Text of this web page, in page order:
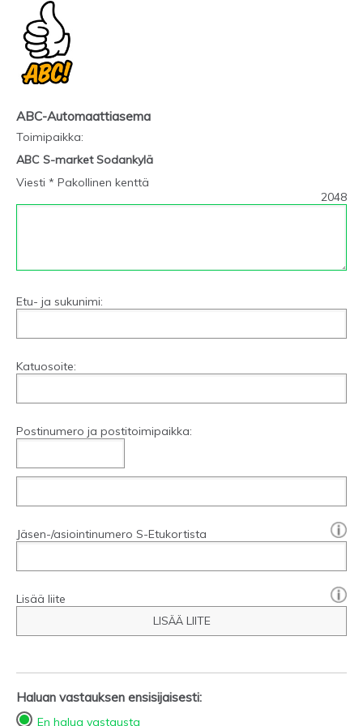
ABC-Automaattiasema
Toimipaikka:
ABC S-market Sodankylä
Viesti * Pakollinen kenttä
2048
Etu- ja sukunimi:
Katuosoite:
Postinumero ja postitoimipaikka:
Jäsen-/asiointinumero S-Etukortista
Lisää liite
LISÄÄ LIITE
Haluan vastauksen ensisijaisesti:
En halua vastausta